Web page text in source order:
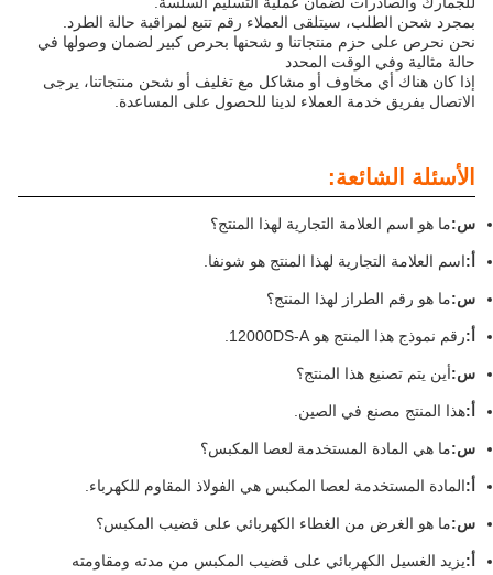
بمجرد شحن الطلب، سيتلقى العملاء رقم تتبع لمراقبة حالة الطرد.
نحن نحرص على حزم منتجاتنا و شحنها بحرص كبير لضمان وصولها في
حالة مثالية وفي الوقت المحدد
إذا كان هناك أي مخاوف أو مشاكل مع تغليف أو شحن منتجاتنا، يرجى
الاتصال بفريق خدمة العملاء لدينا للحصول على المساعدة.
الأسئلة الشائعة:
س:ما هو اسم العلامة التجارية لهذا المنتج؟
اسم العلامة التجارية لهذا المنتج هو شونفا.
س:ما هو رقم الطراز لهذا المنتج؟
رقم نموذج هذا المنتج هو 12000DS-A.
س:أين يتم تصنيع هذا المنتج؟
هذا المنتج مصنع في الصين.
س:ما هي المادة المستخدمة لعصا المكبس؟
المادة المستخدمة لعصا المكبس هي الفولاذ المقاوم للكهرباء.
س:ما هو الغرض من الغطاء الكهربائي على قضيب المكبس؟
يزيد الغسيل الكهربائي على قضيب المكبس من مدته ومقاومته